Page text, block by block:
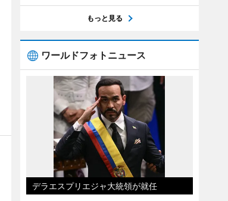
もっと見る
ワールドフォトニュース
デラエスプリエジャ大統領が就任